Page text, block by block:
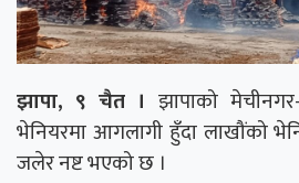
झापा, ९ चैत । झापाको
भेनियरमा आगलागी हुँदा लाखौंको
जलेर नष्ट भएको छ ।